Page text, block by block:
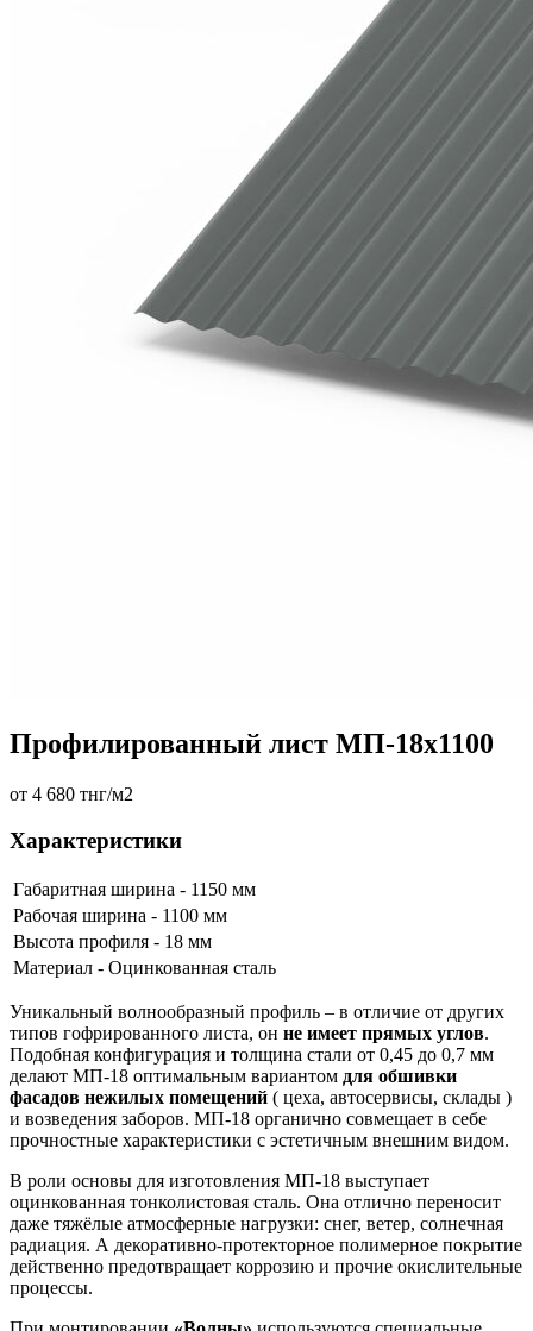
Профилированный лист МП-18х1100
от 4 680 тнг/м2
Характеристики
Габаритная ширина - 1150 мм
Рабочая ширина - 1100 мм
Высота профиля - 18 мм
Материал - Оцинкованная сталь
Уникальный волнообразный профиль – в отличие от других
типов гофрированного листа, он не имеет прямых углов.
Подобная конфигурация и толщина стали от 0,45 до 0,7 мм
делают МП-18 оптимальным вариантом для обшивки
фасадов нежилых помещений ( цеха, автосервисы, склады )
и возведения заборов. МП-18 органично совмещает в себе
прочностные характеристики с эстетичным внешним видом.
В роли основы для изготовления МП-18 выступает
оцинкованная тонколистовая сталь. Она отлично переносит
даже тяжёлые атмосферные нагрузки: снег, ветер, солнечная
радиация. А декоративно-протекторное полимерное покрытие
действенно предотвращает коррозию и прочие окислительные
процессы.